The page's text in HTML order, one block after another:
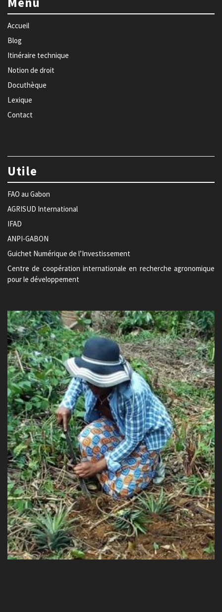
Accueil
Blog
Itinéraire technique
Notion de droit
Docuthèque
Lexique
Contact
Utile
FAO au Gabon
AGRISUD International
IFAD
ANPI-GABON
Guichet Numérique de l’Investissement
Centre de coopération internationale en recherche agronomique
pour le développement